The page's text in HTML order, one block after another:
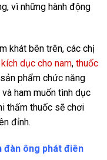
vì những hành động
khát bên trên, các chị
dục cho nam, thuốc
phẩm chức năng
ham muốn tình dục
thấm thuốc sẽ chơi
đỉnh.
đàn ông phát điên